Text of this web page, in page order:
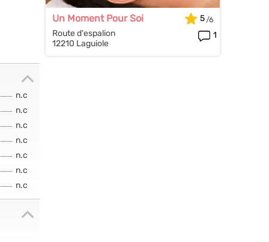
n.c
n.c
n.c
n.c
n.c
n.c
n.c
Un Moment Pour Soi
Route d'espalion
12210 Laguiole
5
1